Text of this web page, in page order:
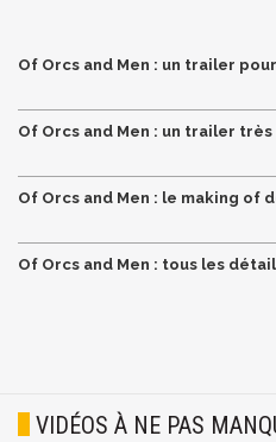
Of Orcs and Men : un trailer
Of Orcs and Men : un trailer
Of Orcs and Men : le making of
Of Orcs and Men : tous les
VIDÉOS À NE PAS